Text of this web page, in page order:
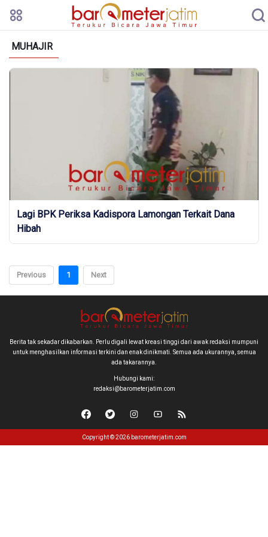
MUHAJIR
Lagi BPK Periksa Kadispora Lamongan Terkait Dana
Hibah
Previous 1 Next
Berita tak sekadar dikabarkan. Perlu digali lewat kreasi tinggi dari awak redaksi mumpuni
untuk menghasilkan informasi terkini dan enak dinikmati. Semua ada ukurannya, semua
ada takarannya.
Hubungi kami:
redaksi@barometerjatim.com
Copyright © 2026 barometerjatim.com